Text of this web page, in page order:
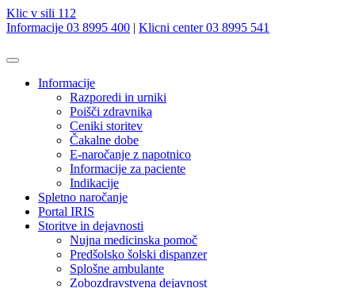
Klic v sili 112
Informacije 03 8995 400 | Klicni center 03 8995 541
Informacije
Razporedi in urniki
Poišči zdravnika
Ceniki storitev
Čakalne dobe
E-naročanje z napotnico
Informacije za paciente
Indikacije
Spletno naročanje
Portal IRIS
Storitve in dejavnosti
Nujna medicinska pomoč
Predšolsko šolski dispanzer
Splošne ambulante
Zobozdravstvena dejavnost